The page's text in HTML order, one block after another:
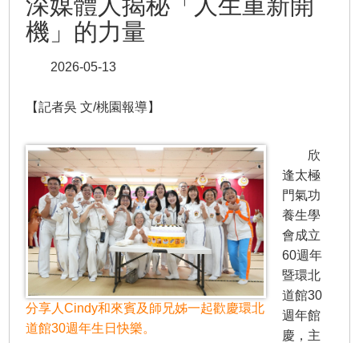
機」的力量
2026-05-13
【記者吳 文/桃園報導】
分享人Cindy和來賓及師兄姊一起歡慶環北
道館30週年生日快樂。
欣
逢太極
門氣功
養生學
會成立
60週年
暨環北
道館30
週年館
慶，主